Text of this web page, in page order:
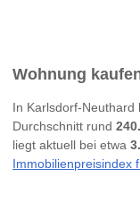
Wohnung
In Karlsdorf-Neuthard
Durchschnitt rund
liegt aktuell bei etwa
Immobilienpreisindex